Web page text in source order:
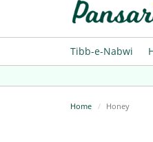
Tibb-e-Nabwi
Home Honey